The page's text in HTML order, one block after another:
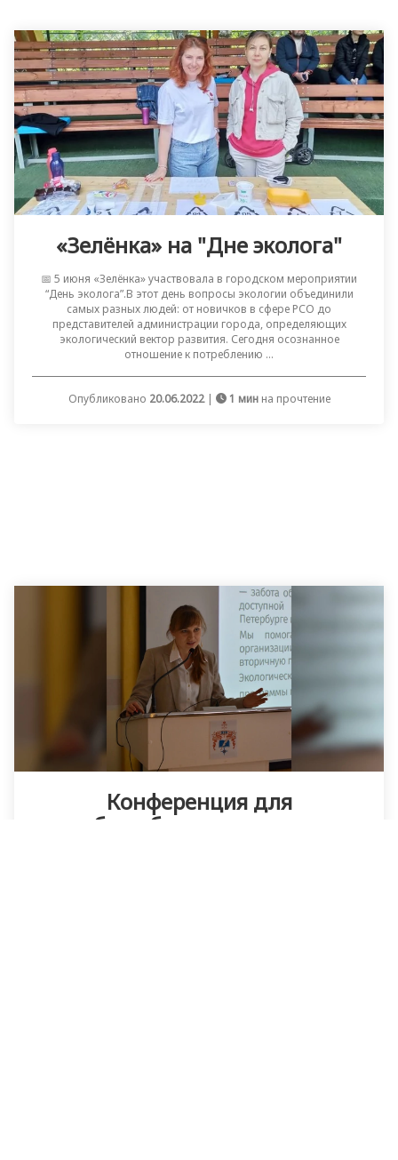
«Зелёнка» на "Дне эколога"
📅 5 июня «Зелёнка» участвовала в городском мероприятии
“День эколога”.В этот день вопросы экологии объединили
самых разных людей: от новичков в сфере РСО до
представителей администрации города, определяющих
экологический вектор развития. Сегодня осознанное
отношение к потреблению ...
Опубликовано 20.06.2022 | 1 минна прочтение
Конференция для
общеобразовательных